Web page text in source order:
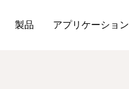
navigation
製品 アプリケーション